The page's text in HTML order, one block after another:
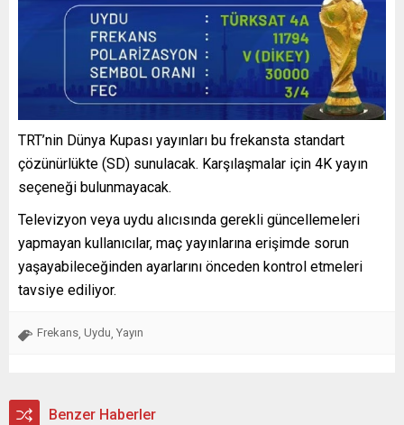
TRT’nin Dünya Kupası yayınları bu frekansta standart
çözünürlükte (SD) sunulacak. Karşılaşmalar için 4K yayın
seçeneği bulunmayacak.
Televizyon veya uydu alıcısında gerekli güncellemeleri
yapmayan kullanıcılar, maç yayınlarına erişimde sorun
yaşayabileceğinden ayarlarını önceden kontrol etmeleri
tavsiye ediliyor.
Frekans, Uydu, Yayın
Benzer Haberler